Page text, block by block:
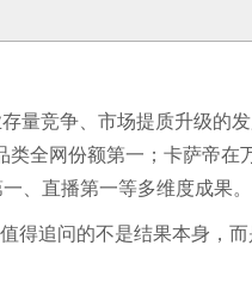
量竞争、市场提质升级的
类全网份额第一；卡萨帝
、直播第一等多维度成果。
得追问的不是结果本身，而